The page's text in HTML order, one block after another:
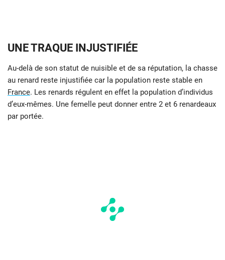
UNE TRAQUE INJUSTIFIÉE
Au-delà de son statut de nuisible et de sa réputation, la chasse
au renard reste injustifiée car la population reste stable en
France. Les renards régulent en effet la population d’individus
d’eux-mêmes. Une femelle peut donner entre 2 et 6 renardeaux
par portée.